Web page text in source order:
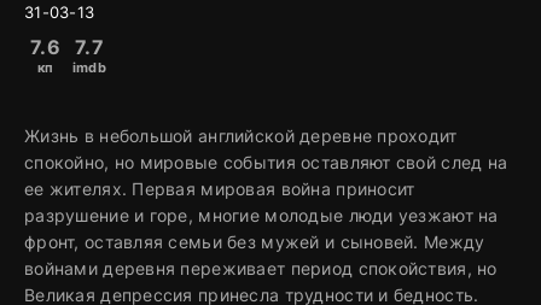
31-03-13
7.6
кп
7.7
imdb
Жизнь в небольшой английской деревне проходит
спокойно, но мировые события оставляют свой след на
ее жителях. Первая мировая война приносит
разрушение и горе, многие молодые люди уезжают на
фронт, оставляя семьи без мужей и сыновей. Между
войнами деревня переживает период спокойствия, но
Великая депрессия принесла трудности и бедность.